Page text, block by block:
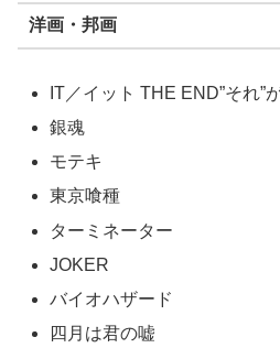
洋画・邦画
IT／イット THE END”それ”
銀魂
モテキ
東京喰種
ターミネーター
JOKER
バイオハザード
四月は君の嘘